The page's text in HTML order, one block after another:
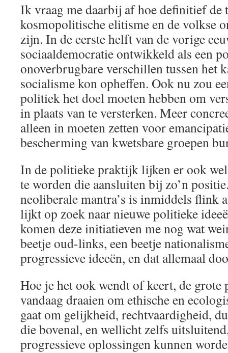
Ik vraag me daarbij af hoe definitief de
kosmopolitische elitisme en de volkse
zijn. In de eerste helft van de vorige
sociaaldemocratie ontwikkeld als een
onoverbrugbare verschillen tussen het
socialisme kon opheffen. Ook nu zou
politiek het doel moeten hebben om
in plaats van te versterken. Meer
alleen in moeten zetten voor
bescherming van kwetsbare groepen
In de politieke praktijk lijken er ook
te worden die aansluiten bij zo’n
neoliberale mantra’s is inmiddels flink
lijkt op zoek naar nieuwe politieke
komen deze initiatieven me nog wat
beetje oud-links, een beetje
progressieve ideeën, en dat allemaal
Hoe je het ook wendt of keert, de grote
vandaag draaien om ethische en
gaat om gelijkheid, rechtvaardigheid,
die bovenal, en wellicht zelfs
progressieve oplossingen kunnen